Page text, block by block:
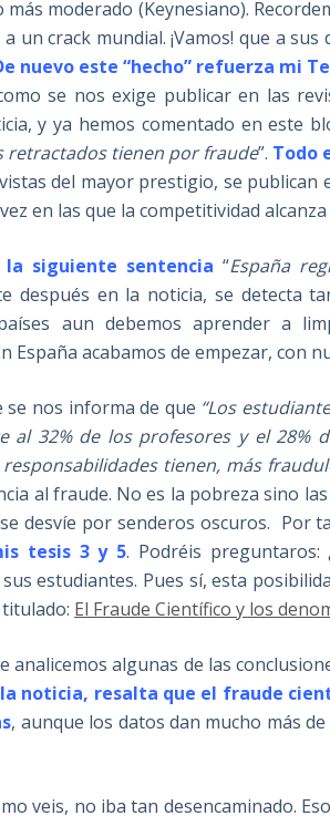
más moderado (Keynesiano).
un crack mundial. ¡Vamos! que a
nuevo este “hecho” refuerza mi
se nos exige publicar en las
y ya hemos comentado en este
retractados tienen por fraude”. Todo
del mayor prestigio, se publican
en las que la competitividad
la siguiente sentencia “España
después en la noticia, se detecta
aun debemos aprender a
España acabamos de empezar, con
se nos informa de que “Los
al 32% de los profesores y el 28%
tienen, más
al fraude. No es la pobreza sino
desvíe por senderos oscuros. Por
tesis 3 y 5. Podréis
estudiantes. Pues sí, esta
El Fraude Científico y los
analicemos algunas de las
noticia, resalta que el fraude
, aunque los datos dan mucho más de
veis, no iba tan desencaminado.